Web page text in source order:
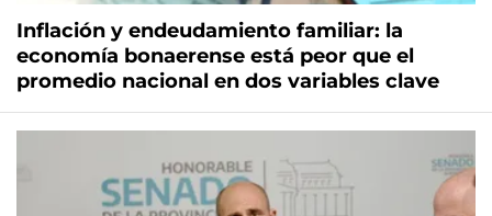
Inflación y endeudamiento familiar: la
economía bonaerense está peor que el
promedio nacional en dos variables clave